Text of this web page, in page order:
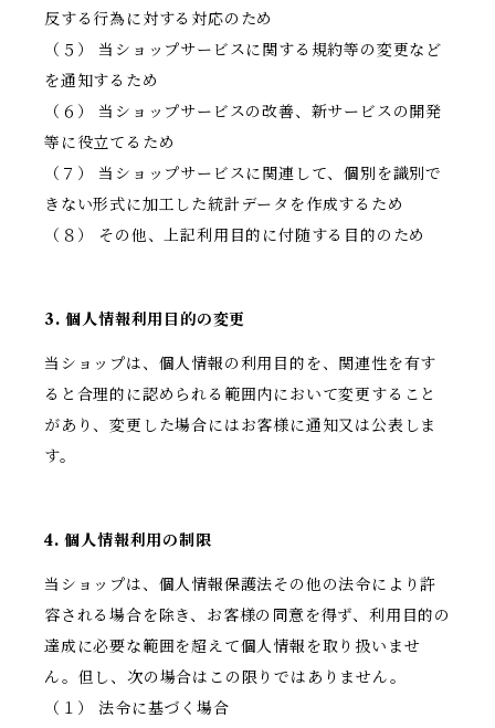
反する行為に対する対応のため
（５） 当ショップサービスに関する規約等の変更など
を通知するため
（６） 当ショップサービスの改善、新サービスの開発
等に役立てるため
（７） 当ショップサービスに関連して、個別を識別で
きない形式に加工した統計データを作成するため
（８） その他、上記利用目的に付随する目的のため
3. 個人情報利用目的の変更
当ショップは、個人情報の利用目的を、関連性を有す
ると合理的に認められる範囲内において変更すること
があり、変更した場合にはお客様に通知又は公表しま
す。
4. 個人情報利用の制限
当ショップは、個人情報保護法その他の法令により許
容される場合を除き、お客様の同意を得ず、利用目的の
達成に必要な範囲を超えて個人情報を取り扱いませ
ん。但し、次の場合はこの限りではありません。
（１） 法令に基づく場合